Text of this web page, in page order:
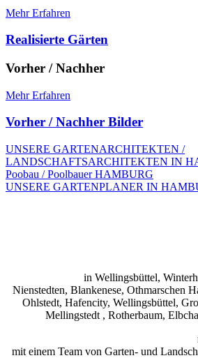
Mehr Erfahren
Realisierte Gärten
Vorher / Nachher
Mehr Erfahren
Vorher / Nachher Bilder
UNSERE GARTENARCHITEKTEN /
LANDSCHAFTSARCHITEKTEN IN
Poobau / Poolbauer HAMBURG
UNSERE GARTENPLANER IN
in Wellingsbüttel,
Nienstedten, Blankenese, Othmarschen
Ohlstedt, Hafencity, Wellingsbüttel,
Mellingstedt , Rotherbaum,
mit einem Team von Garten- und